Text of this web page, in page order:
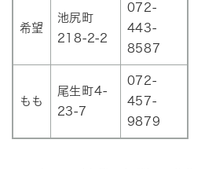
希望
池尻町
218-2-2
072-
443-
8587
もも
尾生町4-
23-7
072-
457-
9879